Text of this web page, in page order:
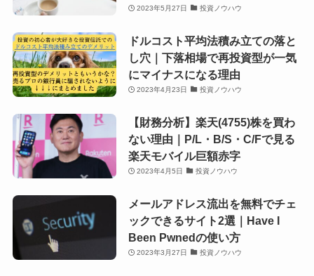
2023年5月27日 投資ノウハウ
ドルコスト平均法積み立ての落と
し穴｜下落相場で再投資型が一気
にマイナスになる理由
2023年4月23日 投資ノウハウ
【財務分析】楽天(4755)株を買わ
ない理由｜P/L・B/S・C/Fで見る
楽天モバイル巨額赤字
2023年4月5日 投資ノウハウ
メールアドレス流出を無料でチェ
ックできるサイト2選｜Have I
Been Pwnedの使い方
2023年3月27日 投資ノウハウ